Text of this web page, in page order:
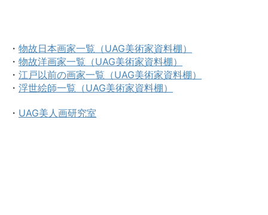
・ 物故日本画家一覧（UAG美術家資料棚）
・ 物故洋画家一覧（UAG美術家資料棚）
・ 江戸以前の画家一覧（UAG美術家資料棚）
・ 浮世絵師一覧（UAG美術家資料棚）
・ UAG美人画研究室